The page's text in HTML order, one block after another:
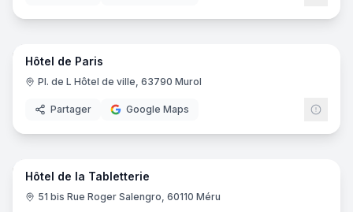
10
Hôtel de Paris
Pl. de L Hôtel de ville, 63790 Murol
Partager Google Maps
16
Hôtel de la Tabletterie
51 bis Rue Roger Salengro, 60110 Méru